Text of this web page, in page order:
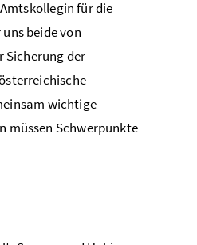
für die
beide von
Sicherung der
wichtige
müssen Schwerpunkte